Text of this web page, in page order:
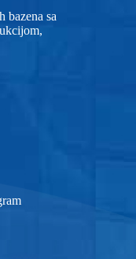
bazena sa